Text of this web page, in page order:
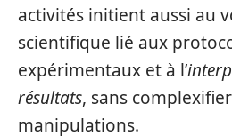
activités initient aussi au
scientifique lié aux
expérimentaux et à l’
résultats, sans
manipulations.